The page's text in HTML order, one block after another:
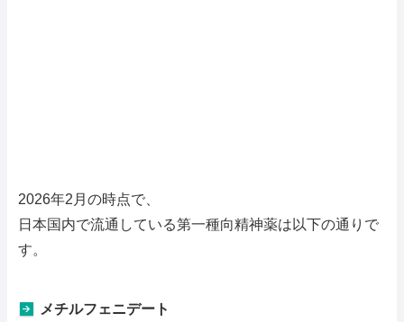
2026年2月の時点で、
日本国内で流通している第一種向精神薬は以下の通りで
す。
メチルフェニデート